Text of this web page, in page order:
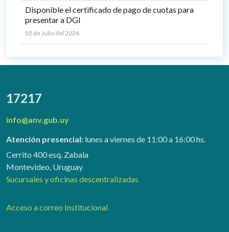
Disponible el certificado de pago de cuotas para
presentar a DGI
02 de Julio del 2026
17217
info@anv.gub.uy
Atención presencial: lunes a viernes de 11:00 a 16:00 hs.
Cerrito 400 esq. Zabala
Montevideo, Uruguay
Sucursales y oficinas descentralizadas
Acceso a correo Institucional